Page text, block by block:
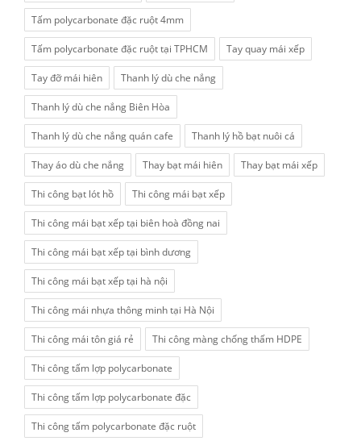
Tấm polycarbonate đặc ruột 4mm
Tấm polycarbonate đặc ruột tại TPHCM Tay quay mái xếp
Tay đỡ mái hiên Thanh lý dù che nắng
Thanh lý dù che nắng Biên Hòa
Thanh lý dù che nắng quán cafe Thanh lý hồ bạt nuôi cá
Thay áo dù che nắng Thay bạt mái hiên Thay bạt mái xếp
Thi công bạt lót hồ Thi công mái bạt xếp
Thi công mái bạt xếp tại biên hoà đồng nai
Thi công mái bạt xếp tại bình dương
Thi công mái bạt xếp tại hà nội
Thi công mái nhựa thông minh tại Hà Nội
Thi công mái tôn giá rẻ Thi công màng chống thấm HDPE
Thi công tấm lợp polycarbonate
Thi công tấm lợp polycarbonate đặc
Thi công tấm polycarbonate đặc ruột